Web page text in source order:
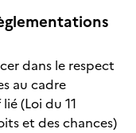
dans le respect
au cadre
(Loi du 11
et des chances)